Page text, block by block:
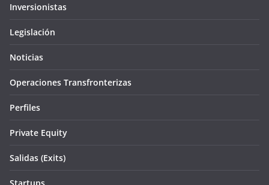
Inversionistas
Legislación
Noticias
Operaciones Transfronterizas
Perfiles
Private Equity
Salidas (Exits)